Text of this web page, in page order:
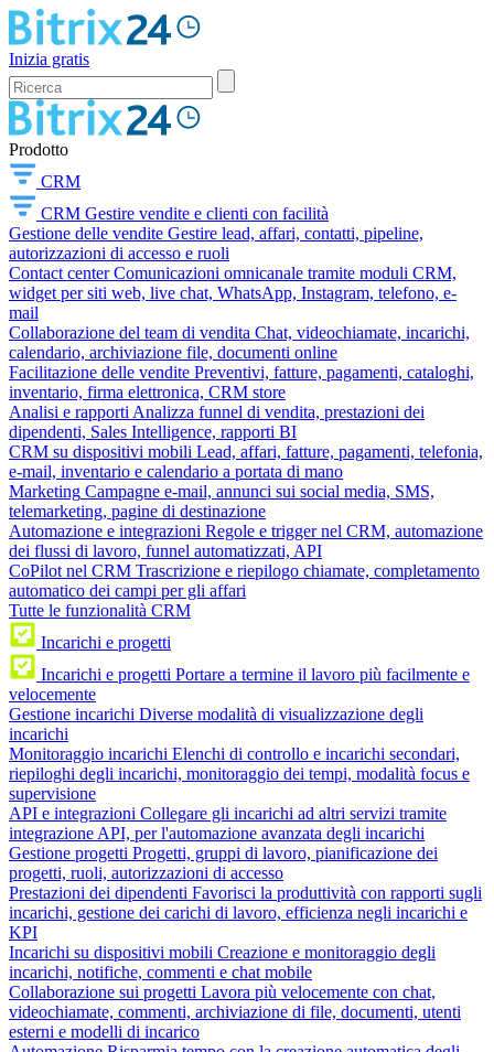
Inizia gratis
Prodotto
CRM
CRM Gestire vendite e clienti con facilità
Gestione delle vendite Gestire lead, affari, contatti, pipeline,
autorizzazioni di accesso e ruoli
Contact center Comunicazioni omnicanale tramite moduli CRM,
widget per siti web, live chat, WhatsApp, Instagram, telefono, e-
mail
Collaborazione del team di vendita Chat, videochiamate, incarichi,
calendario, archiviazione file, documenti online
Facilitazione delle vendite Preventivi, fatture, pagamenti, cataloghi,
inventario, firma elettronica, CRM store
Analisi e rapporti Analizza funnel di vendita, prestazioni dei
dipendenti, Sales Intelligence, rapporti BI
CRM su dispositivi mobili Lead, affari, fatture, pagamenti, telefonia,
e-mail, inventario e calendario a portata di mano
Marketing Campagne e-mail, annunci sui social media, SMS,
telemarketing, pagine di destinazione
Automazione e integrazioni Regole e trigger nel CRM, automazione
dei flussi di lavoro, funnel automatizzati, API
CoPilot nel CRM Trascrizione e riepilogo chiamate, completamento
automatico dei campi per gli affari
Tutte le funzionalità CRM
Incarichi e progetti
Incarichi e progetti Portare a termine il lavoro più facilmente e
velocemente
Gestione incarichi Diverse modalità di visualizzazione degli
incarichi
Monitoraggio incarichi Elenchi di controllo e incarichi secondari,
riepiloghi degli incarichi, monitoraggio dei tempi, modalità focus e
supervisione
API e integrazioni Collegare gli incarichi ad altri servizi tramite
integrazione API, per l'automazione avanzata degli incarichi
Gestione progetti Progetti, gruppi di lavoro, pianificazione dei
progetti, ruoli, autorizzazioni di accesso
Prestazioni dei dipendenti Favorisci la produttività con rapporti sugli
incarichi, gestione dei carichi di lavoro, efficienza negli incarichi e
KPI
Incarichi su dispositivi mobili Creazione e monitoraggio degli
incarichi, notifiche, commenti e chat mobile
Collaborazione sui progetti Lavora più velocemente con chat,
videochiamate, commenti, archiviazione di file, documenti, utenti
esterni e modelli di incarico